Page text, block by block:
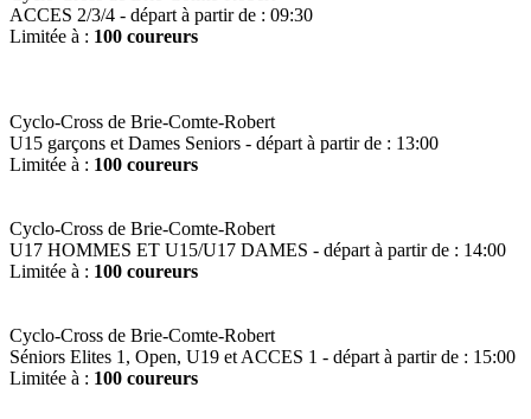
ACCES 2/3/4 - départ à partir de : 09:30
Limitée à : 100 coureurs
Cyclo-Cross de Brie-Comte-Robert
U15 garçons et Dames Seniors - départ à partir de : 13:00
Limitée à : 100 coureurs
Cyclo-Cross de Brie-Comte-Robert
U17 HOMMES ET U15/U17 DAMES - départ à partir de : 14:00
Limitée à : 100 coureurs
Cyclo-Cross de Brie-Comte-Robert
Séniors Elites 1, Open, U19 et ACCES 1 - départ à partir de : 15:00
Limitée à : 100 coureurs